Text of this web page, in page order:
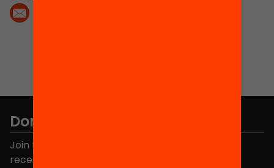
Don't miss anything.
Join the more than 40,000 people who already
receive news about initiatives and projects for